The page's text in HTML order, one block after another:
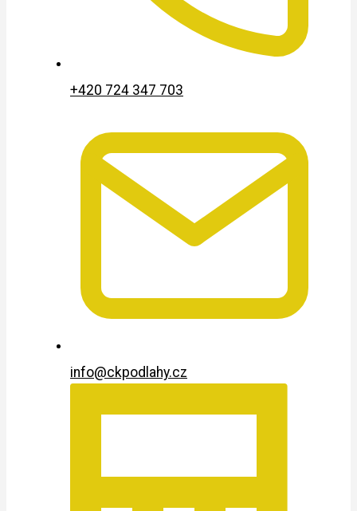
+420 724 347 703
info@ckpodlahy.cz